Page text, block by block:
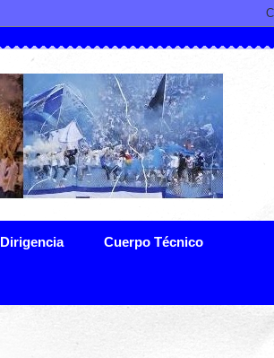
Dirigencia Cuerpo Técnico